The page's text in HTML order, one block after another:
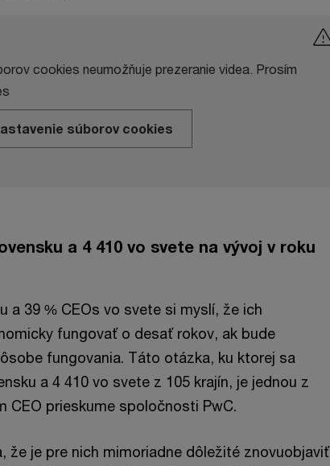
cookies neumožňuje prezeranie videa. Prosím
súborov cookies
a 4 410 vo svete na vývoj v roku
a 39 % CEOs vo svete si myslí, že ich
fungovať o desať rokov, ak bude
fungovania. Táto otázka, ku ktorej sa
a 4 410 vo svete z 105 krajín, je jednou z
CEO prieskume spoločnosti PwC.
že je pre nich mimoriadne dôležité znovuobjaviť